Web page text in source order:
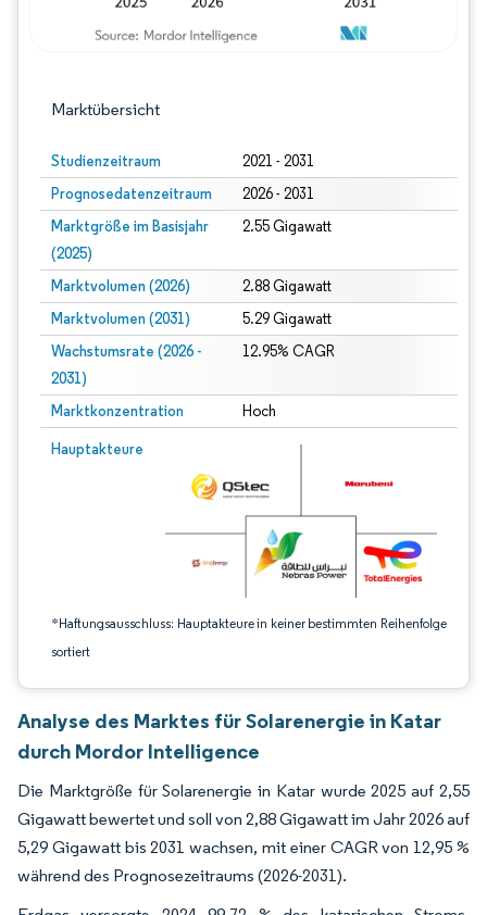
Marktübersicht
Studienzeitraum 2021 - 2031
Prognosedatenzeitraum 2026 - 2031
Marktgröße im Basisjahr
(2025)
2.55 Gigawatt
Marktvolumen (2026) 2.88 Gigawatt
Marktvolumen (2031) 5.29 Gigawatt
Wachstumsrate (2026 -
2031)
12.95% CAGR
Marktkonzentration Hoch
Hauptakteure
*Haftungsausschluss: Hauptakteure in keiner bestimmten Reihenfolge
sortiert
Bild © Mordor Intelligence. Wiederverwendung erfordert Namensnennung
Analyse des Marktes für Solarenergie in Katar
durch Mordor Intelligence
Die Marktgröße für Solarenergie in Katar wurde 2025 auf 2,55
Gigawatt bewertet und soll von 2,88 Gigawatt im Jahr 2026 auf
5,29 Gigawatt bis 2031 wachsen, mit einer CAGR von 12,95 %
während des Prognosezeitraums (2026-2031).